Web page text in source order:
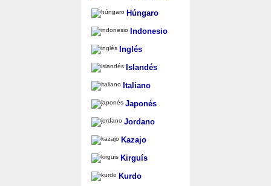
Húngaro
Indonesio
Inglés
Islandés
Italiano
Japonés
Jordano
Kazajo
Kirguís
Kurdo